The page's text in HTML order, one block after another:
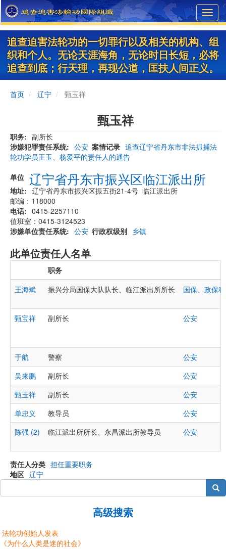
Skip
to
main
content
追查迫害法轮功的一切罪行以及相关的机构、组
织和个人。无论天涯海角，无论时日长短，必将
追查到底；行天理，再现公道，匡扶人间正义。
首页 辽宁 甄玉祥
甄玉祥
职务
副所长
涉嫌犯罪责任系统
公安 案情记录 追查辽宁省丹东市非法抓捕法
轮功学员王玉、杨爱平的责任人的通告
单位 辽宁省丹东市振兴区临江派出所
地址
辽宁省丹东市振兴区振五街21-4号 临江派出所
邮编：118000
电话
0415-2257110
值班室：0415-3124523
涉嫌单位责任系统
公安 行政权级别 乡镇
此单位责任人名单
职务
王海斌
振兴分局国保大队队长、临江派出所所长 国保、政保科
甄宝祥 副所长 公安
于航 警察
公安
吴来鹏
副所长
公安
甄玉祥
副所长
公安
单忠义
教导员
公安
陈强 (2)
临江派出所所长、永昌派出所教导员 公安
责任人分类 担任重要职务
地区 辽宁
搜索
高级搜索
法轮功创始人发表
《为什么人类是迷的社会》